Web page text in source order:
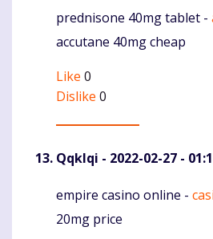
Komentaras
prednisone 40mg tablet -
accutane 40mg cheap
Like 0
Dislike 0
Qqklqi - 2022-02-27 -
Komentaras
empire casino online -
20mg price